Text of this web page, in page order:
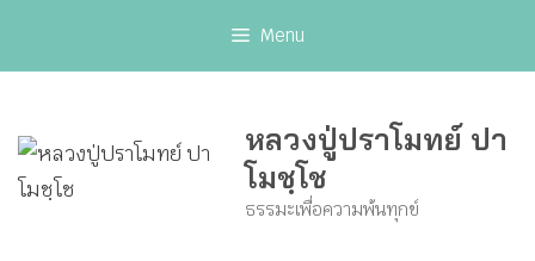
Menu
หลวงปู่ปราโมทย์ ปา
โมชฺโช
ธรรมะเพื่อความพ้นทุกข์